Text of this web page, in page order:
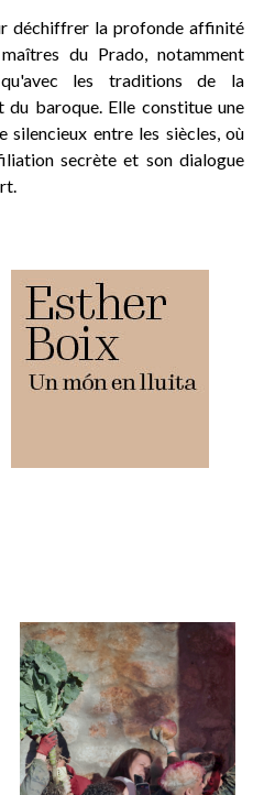
déchiffrer la profonde affinité
du Prado, notamment
les traditions de la
du baroque. Elle constitue une
silencieux entre les siècles, où
secrète et son dialogue